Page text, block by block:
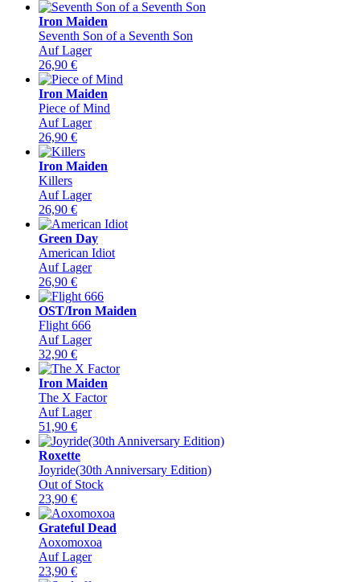
Iron Maiden
Seventh Son of a Seventh Son
Auf Lager
26,90 €
Iron Maiden
Piece of Mind
Auf Lager
26,90 €
Iron Maiden
Killers
Auf Lager
26,90 €
Green Day
American Idiot
Auf Lager
26,90 €
OST/Iron Maiden
Flight 666
Auf Lager
32,90 €
Iron Maiden
The X Factor
Auf Lager
51,90 €
Roxette
Joyride(30th Anniversary Edition)
Out of Stock
23,90 €
Grateful Dead
Aoxomoxoa
Auf Lager
23,90 €